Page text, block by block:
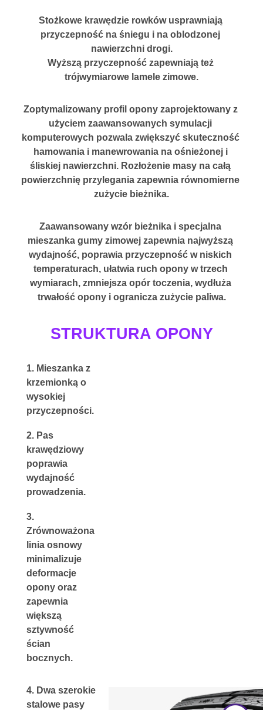
Stożkowe krawędzie rowków usprawniają
przyczepność na śniegu i na oblodzonej
nawierzchni drogi.
Wyższą przyczepność zapewniają też
trójwymiarowe lamele zimowe.
Zoptymalizowany profil opony zaprojektowany z
użyciem zaawansowanych symulacji
komputerowych pozwala zwiększyć skuteczność
hamowania i manewrowania na ośnieżonej i
śliskiej nawierzchni. Rozłożenie masy na całą
powierzchnię przylegania zapewnia równomierne
zużycie bieżnika.
Zaawansowany wzór bieżnika i specjalna
mieszanka gumy zimowej zapewnia najwyższą
wydajność, poprawia przyczepność w niskich
temperaturach, ułatwia ruch opony w trzech
wymiarach, zmniejsza opór toczenia, wydłuża
trwałość opony i ogranicza zużycie paliwa.
STRUKTURA OPONY
krzemionką o
wysokiej
przyczepności.
2. Pas
krawędziowy
poprawia
wydajność
prowadzenia.
Zrównoważona
linia osnowy
minimalizuje
deformacje
opony oraz
zapewnia
większą
sztywność
ścian
bocznych.
4. Dwa szerokie
stalowe pasy